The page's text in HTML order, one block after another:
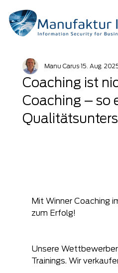
Coaching ist
Coaching – so
Manu Carus 15. Aug.
Mit Winner Coaching
zum Erfolg!
Unsere
Trainings. Wir